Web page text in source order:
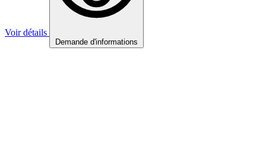
Voir détails
Demande d'informations